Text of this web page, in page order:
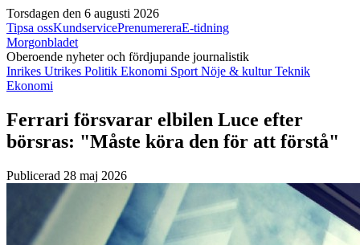
Torsdagen den 6 augusti 2026
Tipsa ossKundservicePrenumereraE-tidning
Morgonbladet
Oberoende nyheter och fördjupande journalistik
Inrikes Utrikes Politik Ekonomi Sport Nöje & kulturTeknik
Ekonomi
Ferrari försvarar elbilen Luce efter
börsras: "Måste köra den för att förstå"
Publicerad 28 maj 2026